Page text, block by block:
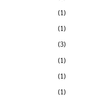
(1)
(1)
(3)
(1)
(1)
(1)